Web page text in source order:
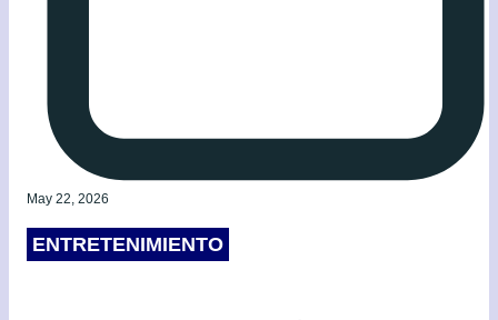
May 22, 2026
ENTRETENIMIENTO